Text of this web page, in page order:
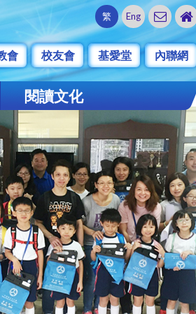
繁 Eng
會 校友會 基愛堂 內聯網
閱讀文化